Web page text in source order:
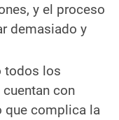
y el proceso
demasiado y
todos los
con
que complica la